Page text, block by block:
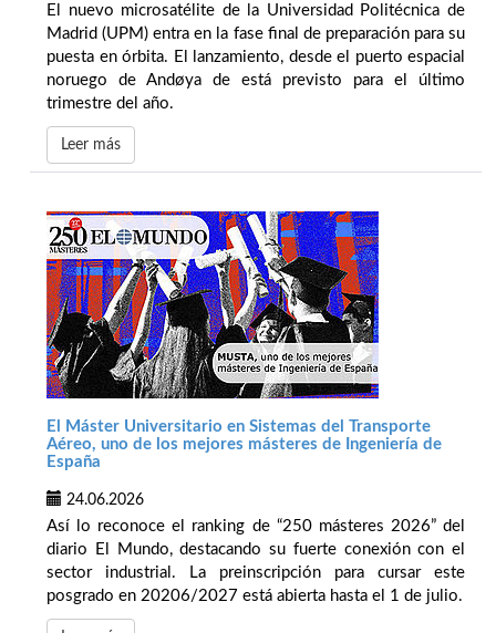
El nuevo microsatélite de la Universidad Politécnica de
Madrid (UPM) entra en la fase final de preparación para su
puesta en órbita. El lanzamiento, desde el puerto espacial
noruego de Andøya de está previsto para el último
trimestre del año.
Leer más
El Máster Universitario en Sistemas del Transporte
Aéreo, uno de los mejores másteres de Ingeniería de
España
24.06.2026
Así lo reconoce el ranking de “250 másteres 2026” del
diario El Mundo, destacando su fuerte conexión con el
sector industrial. La preinscripción para cursar este
posgrado en 20206/2027 está abierta hasta el 1 de julio.